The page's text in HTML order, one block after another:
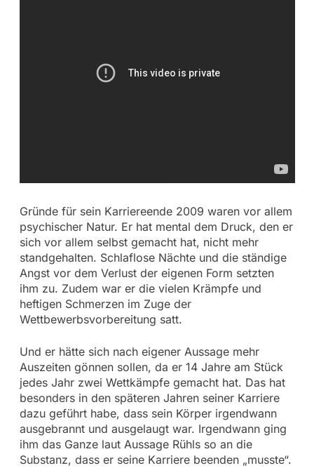
Gründe für sein Karriereende 2009 waren vor allem
psychischer Natur. Er hat mental dem Druck, den er
sich vor allem selbst gemacht hat, nicht mehr
standgehalten. Schlaflose Nächte und die ständige
Angst vor dem Verlust der eigenen Form setzten
ihm zu. Zudem war er die vielen Krämpfe und
heftigen Schmerzen im Zuge der
Wettbewerbsvorbereitung satt.
Und er hätte sich nach eigener Aussage mehr
Auszeiten gönnen sollen, da er 14 Jahre am Stück
jedes Jahr zwei Wettkämpfe gemacht hat. Das hat
besonders in den späteren Jahren seiner Karriere
dazu geführt habe, dass sein Körper irgendwann
ausgebrannt und ausgelaugt war. Irgendwann ging
ihm das Ganze laut Aussage Rühls so an die
Substanz, dass er seine Karriere beenden „musste“.